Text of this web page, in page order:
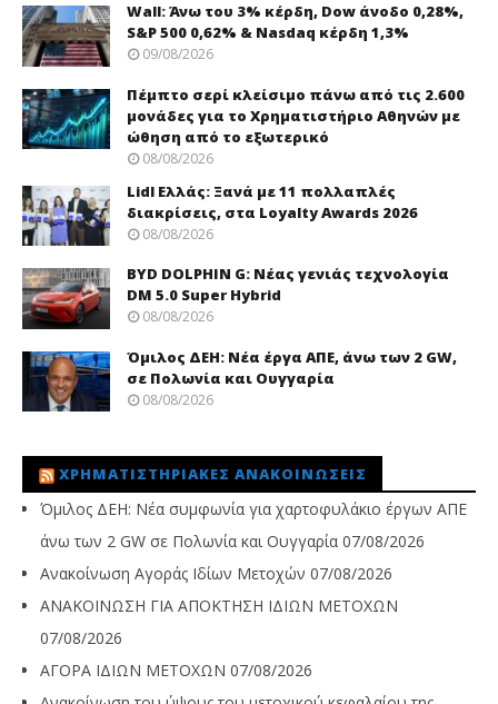
Wall: Άνω του 3% κέρδη, Dow άνοδο 0,28%,
S&P 500 0,62% & Nasdaq κέρδη 1,3%
09/08/2026
Πέμπτο σερί κλείσιμο πάνω από τις 2.600
μονάδες για το Χρηματιστήριο Αθηνών με
ώθηση από το εξωτερικό
08/08/2026
Lidl Ελλάς: Ξανά με 11 πολλαπλές
διακρίσεις, στα Loyalty Awards 2026
08/08/2026
BYD DOLPHIN G: Νέας γενιάς τεχνολογία
DM 5.0 Super Hybrid
08/08/2026
Όμιλος ΔΕΗ: Νέα έργα ΑΠΕ, άνω των 2 GW,
σε Πολωνία και Ουγγαρία
08/08/2026
ΧΡΗΜΑΤΙΣΤΗΡΙΑΚΈΣ ΑΝΑΚΟΙΝΏΣΕΙΣ
Όμιλος ΔΕΗ: Νέα συμφωνία για χαρτοφυλάκιο έργων ΑΠΕ
άνω των 2 GW σε Πολωνία και Ουγγαρία 07/08/2026
Ανακοίνωση Αγοράς Ιδίων Μετοχών 07/08/2026
ΑΝΑΚΟΙΝΩΣΗ ΓΙΑ ΑΠΟΚΤΗΣΗ ΙΔΙΩΝ ΜΕΤΟΧΩΝ
07/08/2026
ΑΓΟΡΑ ΙΔΙΩΝ ΜΕΤΟΧΩΝ 07/08/2026